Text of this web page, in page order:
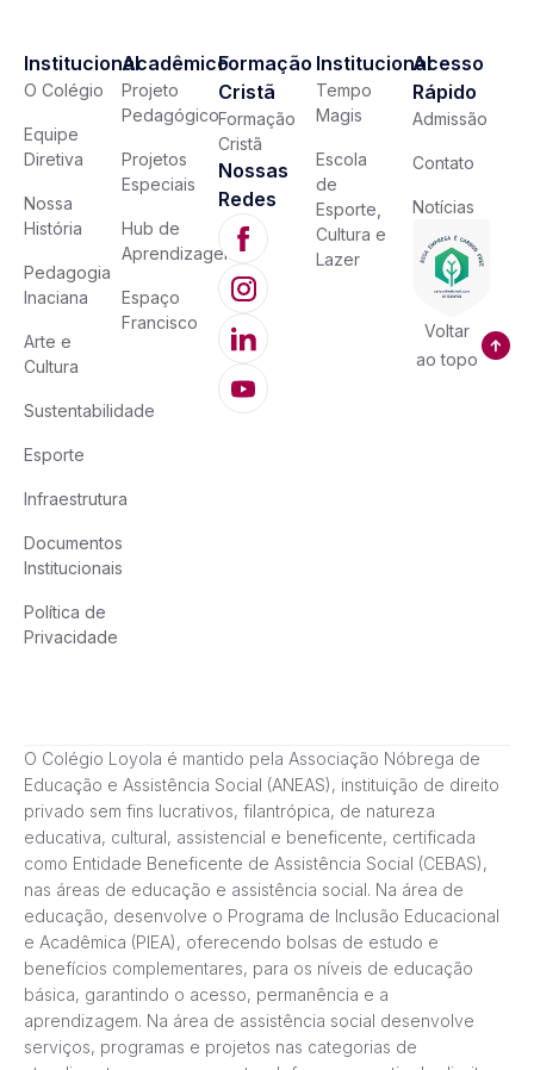
Institucional
O Colégio
Equipe
Diretiva
Nossa
História
Pedagogia
Inaciana
Arte e
Cultura
Sustentabilidade
Esporte
Infraestrutura
Documentos
Institucionais
Política de
Privacidade
Acadêmico
Projeto
Pedagógico
Projetos
Especiais
Hub de
Aprendizagem
Espaço
Francisco
Formação
Cristã
Formação
Cristã
Nossas
Redes
Institucional
Tempo
Magis
Escola
de
Esporte,
Cultura e
Lazer
Acesso
Rápido
Admissão
Contato
Notícias
Voltar
ao topo
O Colégio Loyola é mantido pela Associação Nóbrega de
Educação e Assistência Social (ANEAS), instituição de direito
privado sem fins lucrativos, filantrópica, de natureza
educativa, cultural, assistencial e beneficente, certificada
como Entidade Beneficente de Assistência Social (CEBAS),
nas áreas de educação e assistência social. Na área de
educação, desenvolve o Programa de Inclusão Educacional
e Acadêmica (PIEA), oferecendo bolsas de estudo e
benefícios complementares, para os níveis de educação
básica, garantindo o acesso, permanência e a
aprendizagem. Na área de assistência social desenvolve
serviços, programas e projetos nas categorias de